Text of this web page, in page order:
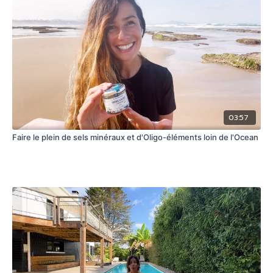
03:57
Faire le plein de sels minéraux et d'Oligo-éléments loin de l'Ocean